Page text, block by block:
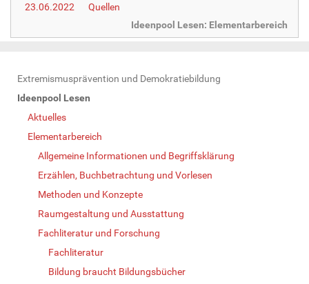
23.06.2022
Quellen
Ideenpool Lesen: Elementarbereich
N
a
Extremismusprävention und Demokratiebildung
Ideenpool Lesen
Aktuelles
Elementarbereich
Allgemeine Informationen und Begriffsklärung
Erzählen, Buchbetrachtung und Vorlesen
Methoden und Konzepte
Raumgestaltung und Ausstattung
Fachliteratur und Forschung
Fachliteratur
Bildung braucht Bildungsbücher